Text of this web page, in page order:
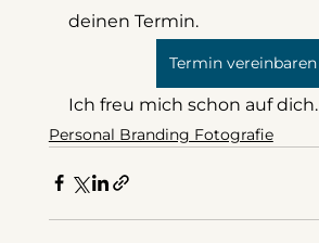
deinen Termin.
Termin vereinbaren
Ich freu mich schon auf dich.
Personal Branding Fotografie